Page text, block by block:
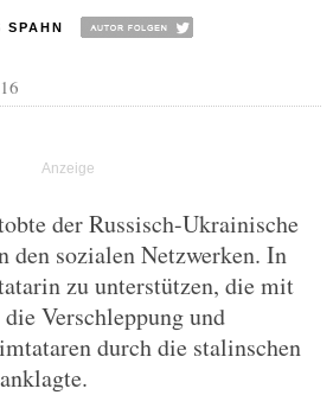
SPAHN
der Russisch-Ukrainische
sozialen Netzwerken. In
zu unterstützen, die mit
Verschleppung und
durch die stalinschen